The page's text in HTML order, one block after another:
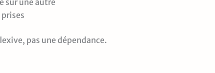
pas une dépendance.